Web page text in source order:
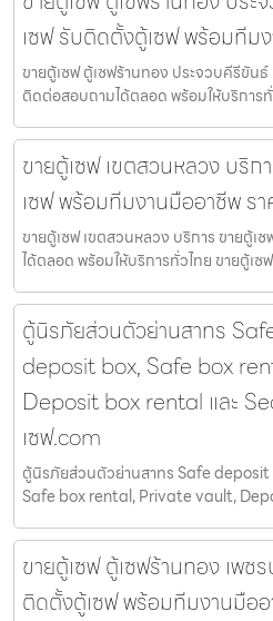
เซฟ รับติดตั้งตู้เซฟ พร้อมทีม
ขายตู้เซฟ ตู้เซฟร้านทอง ประจวบคีรีขัน
ติดต่อสอบถามได้ตลอด พร้อมให้บริการ
ขายตู้เซฟ เขตสวนหลวง บริ
เซฟ พร้อมทีมงานมืออาชีพ ร
ขายตู้เซฟ เขตสวนหลวง บริการ ขายตู้
ได้ตลอด พร้อมให้บริการทั่วไทย ขายตู้เซ
ตู้นิรภัยส่วนตัวย่านสาทร
deposit box, Safe box
Deposit box rental และ
เซฟ.com
ตู้นิรภัยส่วนตัวย่านสาทร Safe
Safe box rental, Private vault,
ขายตู้เซฟ ตู้เซฟร้านทอง เพช
ติดตั้งตู้เซฟ พร้อมทีมงานมือ